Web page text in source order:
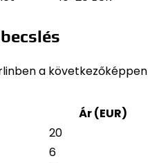
a következőképpen
Ár (EUR)
20
6